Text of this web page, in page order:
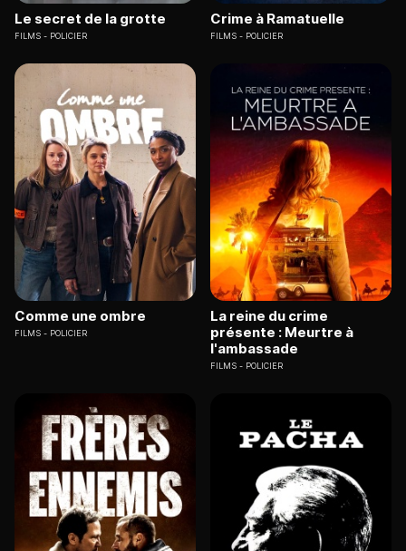
Le secret de la grotte
FILMS POLICIER
Crime à Ramatuelle
FILMS POLICIER
Comme une ombre
FILMS POLICIER
La reine du crime
présente : Meurtre à
l'ambassade
FILMS POLICIER